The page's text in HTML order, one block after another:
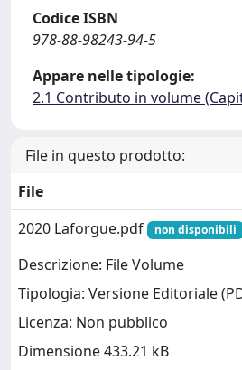
Codice ISBN
978-88-98243-94-5
Appare nelle tipologie:
2.1 Contributo in volume
File in questo prodotto:
File
2020 Laforgue.pdf
non disponibili
Descrizione: File Volume
Tipologia: Versione Editoriale
Licenza: Non pubblico
Dimensione 433.21 kB